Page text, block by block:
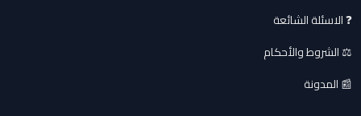
❓ الاسئلة الشائعة
⚖️ الشروط والأحكام
📰 المدونة